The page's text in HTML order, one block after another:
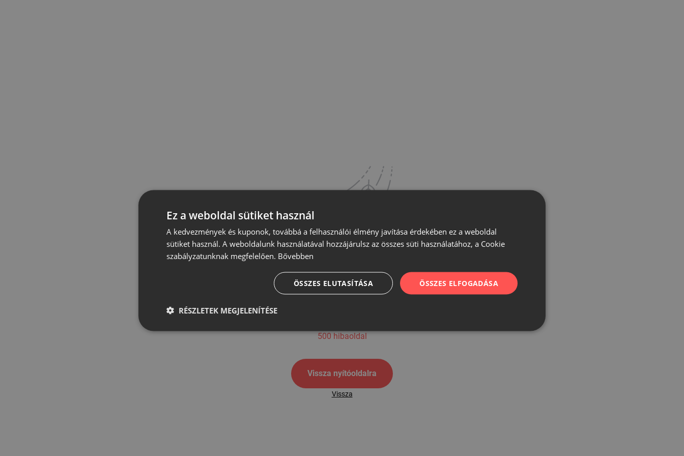
500
500 hibaoldal
Vissza nyítóoldalra
Vissza
Ez a weboldal sütiket használ
A kedvezmények és kuponok, továbbá a felhasználói élmény javítása érdekében ez a weboldal
sütiket használ. A weboldalunk használatával hozzájárulsz az összes süti használatához, a Cookie
szabályzatunknak megfelelően. Bővebben
ÖSSZES ELFOGADÁSA
ÖSSZES ELUTASÍTÁSA
RÉSZLETEK MEGJELENÍTÉSE